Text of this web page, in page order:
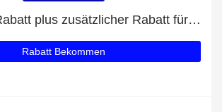
Bis zu 39% Rabatt plus zusätzlicher Rabatt für Crunchy Almond Coconut Spread (250g)
Rabatt Bekommen